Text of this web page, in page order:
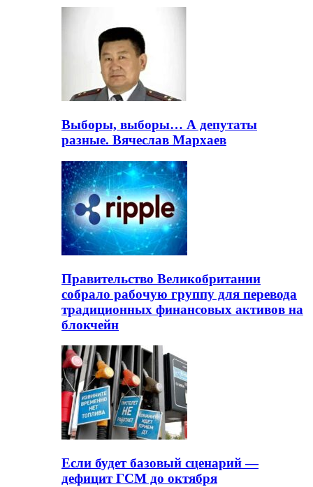
Выборы, выборы… А депутаты
разные. Вячеслав Мархаев
Правительство Великобритании
собрало рабочую группу для перевода
традиционных финансовых активов на
блокчейн
Если будет базовый сценарий —
дефицит ГСМ до октября